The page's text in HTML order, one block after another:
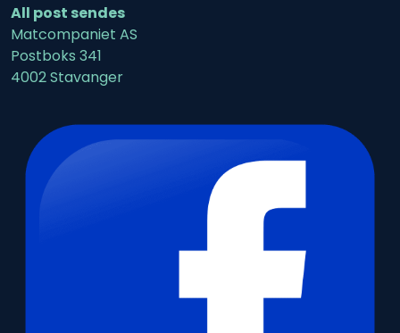
All post sendes
Matcompaniet AS
Postboks 341
4002 Stavanger